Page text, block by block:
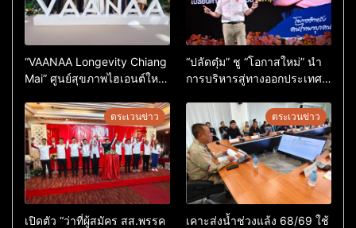
“VAANAA Longevity Chiang
Mai” ศูนย์สุขภาพไฮเอนต์ใหญ่
“ปลัดตุ๋ม” ชู “โอกาสใหม่” นำ
การบริหารสู่ทางออกประเทศ
ตระเวนข่าว
เปิดตัว “ว่าที่ผู้สมัคร สส.พรรค
ตระเวนข่าว
เคาะส่งน้ำช่วงแล้ง 68/69 ใช้